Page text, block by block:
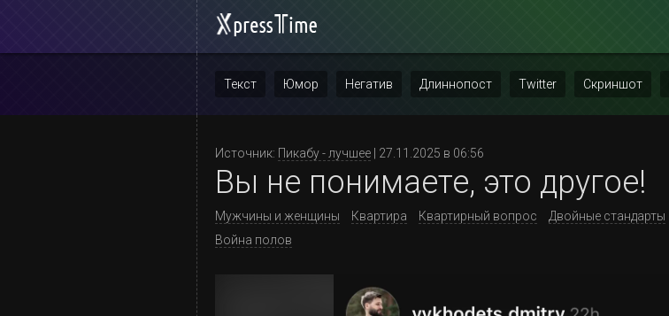
Текст Юмор Негатив Длиннопост Twitter Скриншот
Источник: Пикабу - лучшее | 27.11.2025 в 06:56
Вы не понимаете, это другое!
Мужчины и женщины Квартира Квартирный вопрос Двойные стандарты
Война полов